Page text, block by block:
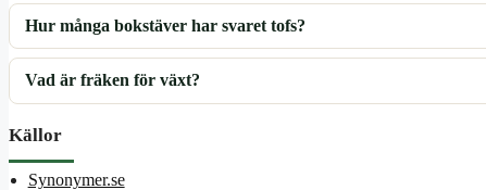
Hur många bokstäver har svaret tofs?
Vad är fräken för växt?
Källor
Synonymer.se